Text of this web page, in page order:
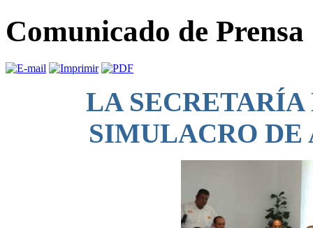
Comunicado de Prensa
LA
SIMULACRO DE